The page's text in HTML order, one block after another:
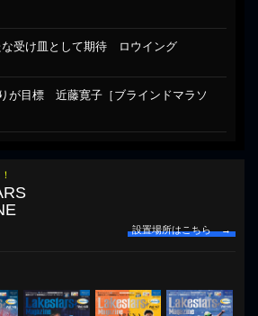
な受け皿として期待 ロウイング
が目標 近藤寛子［ブラインドマラソ
設置場所はこちら →